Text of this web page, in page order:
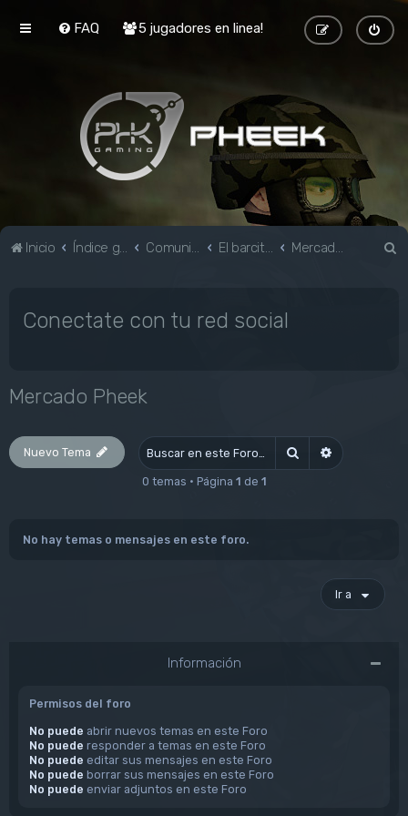
FAQ 5 jugadores en linea!
Inicio Índice general Comunidad El barcito de Black Mesa Mercado Pheek
Conectate con tu red social
Mercado Pheek
Nuevo Tema Buscar Búsqueda
0 temas • Página 1 de 1
No hay temas o mensajes en este foro.
Ir a
Información
Permisos del foro
No puede abrir nuevos temas en este Foro
No puede responder a temas en este Foro
No puede editar sus mensajes en este Foro
No puede borrar sus mensajes en este Foro
No puede enviar adjuntos en este Foro